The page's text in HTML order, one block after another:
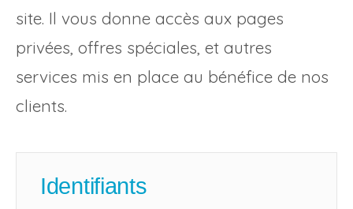
site. Il vous donne accès aux pages
privées, offres spéciales, et autres
services mis en place au bénéfice de nos
clients.
Identifiants